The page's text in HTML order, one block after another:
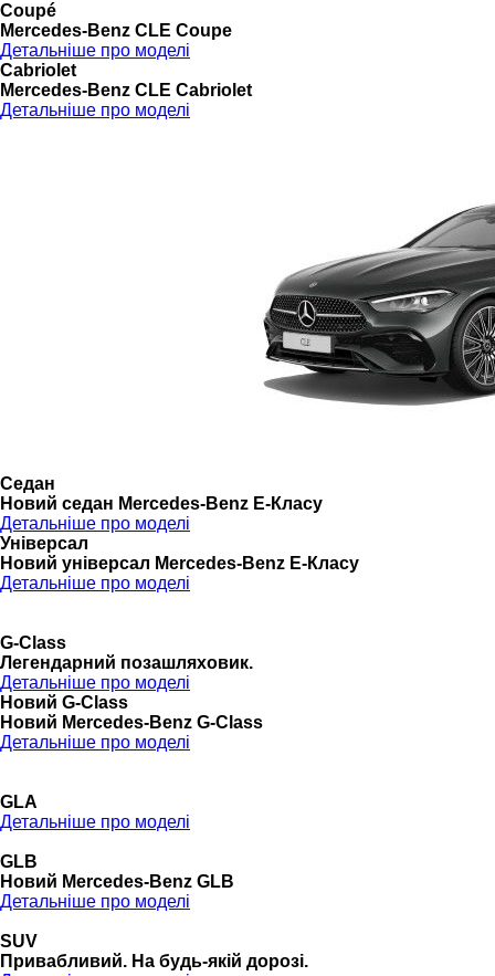
Coupé
Mercedes-Benz CLE Coupe
Детальніше про моделі
Cabriolet
Mercedes-Benz CLE Cabriolet
Детальніше про моделі
Седан
Новий седан Mercedes-Benz Е-Класу
Детальніше про моделі
Універсал
Новий універсал Mercedes-Benz E-Класу
Детальніше про моделі
G-Class
Легендарний позашляховик.
Детальніше про моделі
Новий G-Class
Новий Mercedes-Benz G-Class
Детальніше про моделі
GLA
Детальніше про моделі
GLB
Новий Mercedes-Benz GLB
Детальніше про моделі
SUV
Привабливий. На будь-якій дорозі.